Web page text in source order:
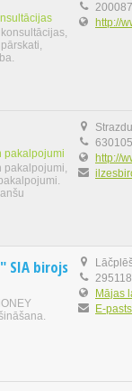
http://
pakalpojumi
pakalpojumi,
http://
SIA birojs
Mājas
E-pasts